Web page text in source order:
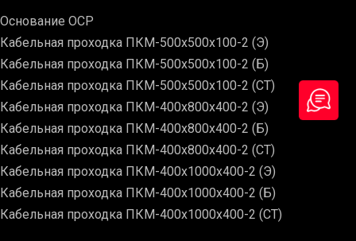
Основание ОСР
Кабельная проходка ПКМ-500х500х100-2 (Э)
Кабельная проходка ПКМ-500х500х100-2 (Б)
Кабельная проходка ПКМ-500х500х100-2 (СТ)
Кабельная проходка ПКМ-400х800х400-2 (Э)
Кабельная проходка ПКМ-400х800х400-2 (Б)
Кабельная проходка ПКМ-400х800х400-2 (СТ)
Кабельная проходка ПКМ-400х1000х400-2 (Э)
Кабельная проходка ПКМ-400х1000х400-2 (Б)
Кабельная проходка ПКМ-400х1000х400-2 (СТ)